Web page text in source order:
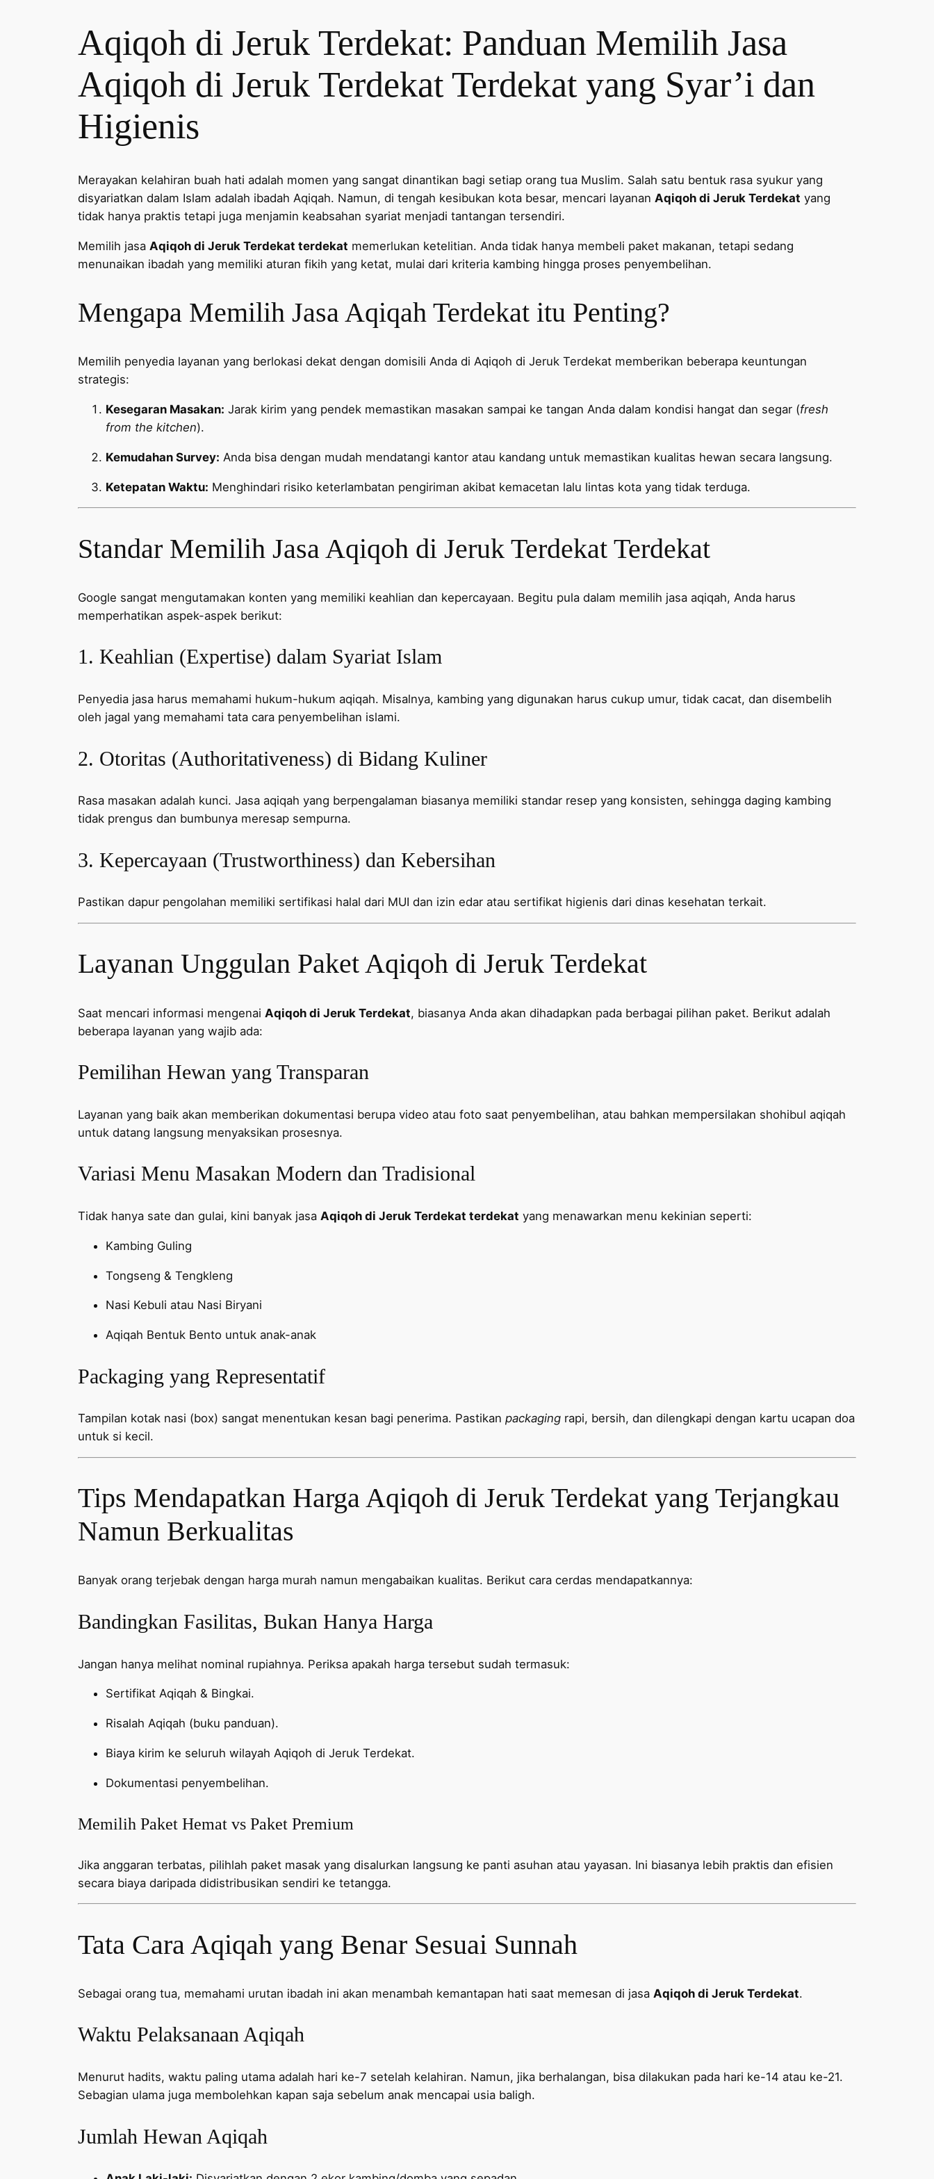
Aqiqoh di Jeruk Terdekat: Panduan Memilih Jasa
Aqiqoh di Jeruk Terdekat Terdekat yang Syar’i dan
Higienis
Merayakan kelahiran buah hati adalah momen yang sangat dinantikan bagi setiap orang tua Muslim. Salah satu bentuk rasa syukur yang
disyariatkan dalam Islam adalah ibadah Aqiqah. Namun, di tengah kesibukan kota besar, mencari layanan Aqiqoh di Jeruk Terdekat yang
tidak hanya praktis tetapi juga menjamin keabsahan syariat menjadi tantangan tersendiri.
Memilih jasa Aqiqoh di Jeruk Terdekat terdekat memerlukan ketelitian. Anda tidak hanya membeli paket makanan, tetapi sedang
menunaikan ibadah yang memiliki aturan fikih yang ketat, mulai dari kriteria kambing hingga proses penyembelihan.
Mengapa Memilih Jasa Aqiqah Terdekat itu Penting?
Memilih penyedia layanan yang berlokasi dekat dengan domisili Anda di Aqiqoh di Jeruk Terdekat memberikan beberapa keuntungan
strategis:
Kesegaran Masakan: Jarak kirim yang pendek memastikan masakan sampai ke tangan Anda dalam kondisi hangat dan segar (fresh
from the kitchen).
Kemudahan Survey: Anda bisa dengan mudah mendatangi kantor atau kandang untuk memastikan kualitas hewan secara langsung.
Ketepatan Waktu: Menghindari risiko keterlambatan pengiriman akibat kemacetan lalu lintas kota yang tidak terduga.
Standar Memilih Jasa Aqiqoh di Jeruk Terdekat Terdekat
Google sangat mengutamakan konten yang memiliki keahlian dan kepercayaan. Begitu pula dalam memilih jasa aqiqah, Anda harus
memperhatikan aspek-aspek berikut:
1. Keahlian (Expertise) dalam Syariat Islam
Penyedia jasa harus memahami hukum-hukum aqiqah. Misalnya, kambing yang digunakan harus cukup umur, tidak cacat, dan disembelih
oleh jagal yang memahami tata cara penyembelihan islami.
2. Otoritas (Authoritativeness) di Bidang Kuliner
Rasa masakan adalah kunci. Jasa aqiqah yang berpengalaman biasanya memiliki standar resep yang konsisten, sehingga daging kambing
tidak prengus dan bumbunya meresap sempurna.
3. Kepercayaan (Trustworthiness) dan Kebersihan
Pastikan dapur pengolahan memiliki sertifikasi halal dari MUI dan izin edar atau sertifikat higienis dari dinas kesehatan terkait.
Layanan Unggulan Paket Aqiqoh di Jeruk Terdekat
Saat mencari informasi mengenai Aqiqoh di Jeruk Terdekat, biasanya Anda akan dihadapkan pada berbagai pilihan paket. Berikut adalah
beberapa layanan yang wajib ada:
Pemilihan Hewan yang Transparan
Layanan yang baik akan memberikan dokumentasi berupa video atau foto saat penyembelihan, atau bahkan mempersilakan shohibul aqiqah
untuk datang langsung menyaksikan prosesnya.
Variasi Menu Masakan Modern dan Tradisional
Tidak hanya sate dan gulai, kini banyak jasa Aqiqoh di Jeruk Terdekat terdekat yang menawarkan menu kekinian seperti:
Kambing Guling
Tongseng & Tengkleng
Nasi Kebuli atau Nasi Biryani
Aqiqah Bentuk Bento untuk anak-anak
Packaging yang Representatif
Tampilan kotak nasi (box) sangat menentukan kesan bagi penerima. Pastikan packaging rapi, bersih, dan dilengkapi dengan kartu ucapan doa
untuk si kecil.
Tips Mendapatkan Harga Aqiqoh di Jeruk Terdekat yang Terjangkau
Namun Berkualitas
Banyak orang terjebak dengan harga murah namun mengabaikan kualitas. Berikut cara cerdas mendapatkannya:
Bandingkan Fasilitas, Bukan Hanya Harga
Jangan hanya melihat nominal rupiahnya. Periksa apakah harga tersebut sudah termasuk:
Sertifikat Aqiqah & Bingkai.
Risalah Aqiqah (buku panduan).
Biaya kirim ke seluruh wilayah Aqiqoh di Jeruk Terdekat.
Dokumentasi penyembelihan.
Memilih Paket Hemat vs Paket Premium
Jika anggaran terbatas, pilihlah paket masak yang disalurkan langsung ke panti asuhan atau yayasan. Ini biasanya lebih praktis dan efisien
secara biaya daripada didistribusikan sendiri ke tetangga.
Tata Cara Aqiqah yang Benar Sesuai Sunnah
Sebagai orang tua, memahami urutan ibadah ini akan menambah kemantapan hati saat memesan di jasa Aqiqoh di Jeruk Terdekat.
Waktu Pelaksanaan Aqiqah
Menurut hadits, waktu paling utama adalah hari ke-7 setelah kelahiran. Namun, jika berhalangan, bisa dilakukan pada hari ke-14 atau ke-21.
Sebagian ulama juga membolehkan kapan saja sebelum anak mencapai usia baligh.
Jumlah Hewan Aqiqah